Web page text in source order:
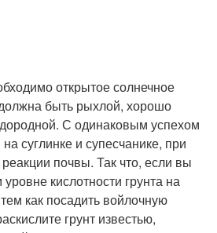
открытое солнечное
быть рыхлой, хорошо
С одинаковым успехом
на суглинке и супесчанике, при
почвы. Так что, если вы
кислотности грунта на
как посадить войлочную
грунт известью,